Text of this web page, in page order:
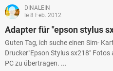
DINALEIN
le 8 Feb. 2012
Adapter für "epson stylus
Guten Tag, ich suche einen Sim-
Drucker"Epson Stylus sx218"
PC zu übertragen. ...